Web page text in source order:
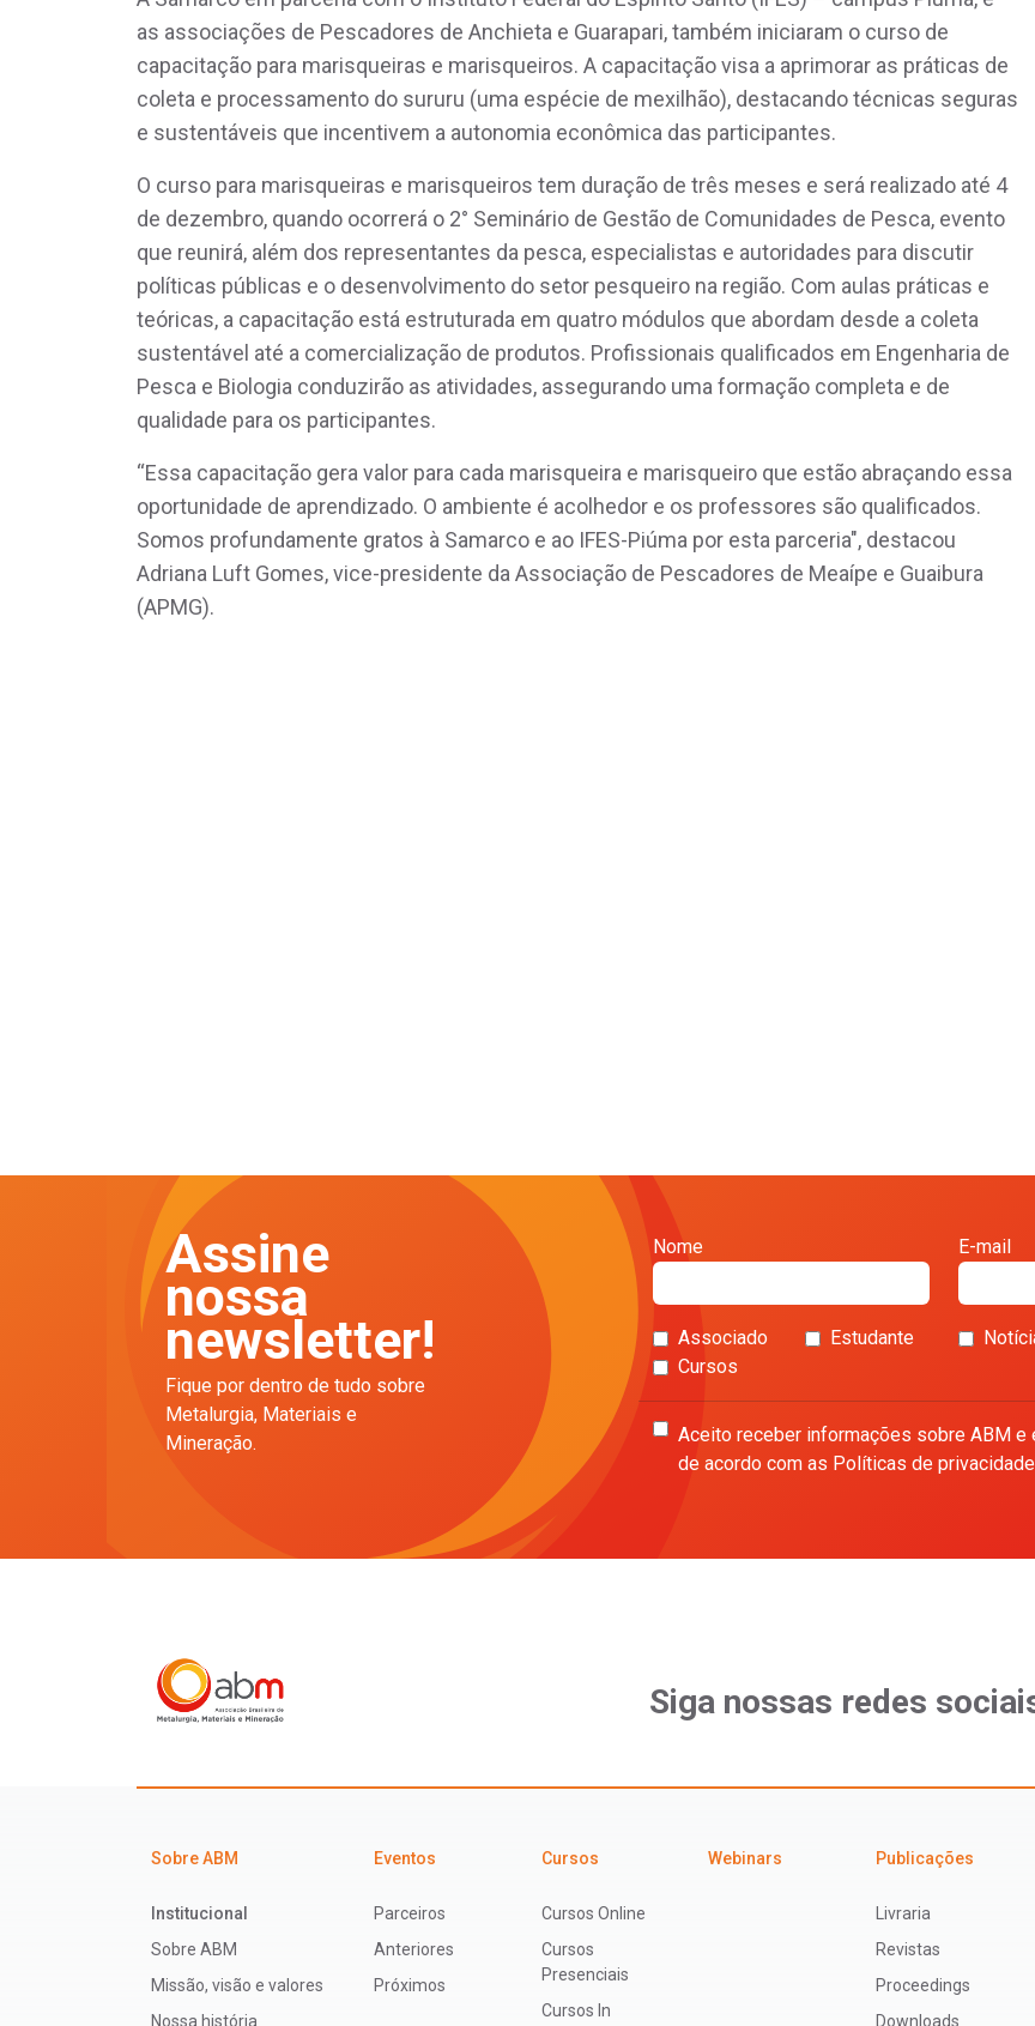
as associações de Pescadores de Anchieta e Guarapari, também iniciaram o curso de
capacitação para marisqueiras e marisqueiros. A capacitação visa a aprimorar as práticas de
coleta e processamento do sururu (uma espécie de mexilhão), destacando técnicas seguras
e sustentáveis que incentivem a autonomia econômica das participantes.
O curso para marisqueiras e marisqueiros tem duração de três meses e será realizado até 4
de dezembro, quando ocorrerá o 2° Seminário de Gestão de Comunidades de Pesca, evento
que reunirá, além dos representantes da pesca, especialistas e autoridades para discutir
políticas públicas e o desenvolvimento do setor pesqueiro na região. Com aulas práticas e
teóricas, a capacitação está estruturada em quatro módulos que abordam desde a coleta
sustentável até a comercialização de produtos. Profissionais qualificados em Engenharia de
Pesca e Biologia conduzirão as atividades, assegurando uma formação completa e de
qualidade para os participantes.
“Essa capacitação gera valor para cada marisqueira e marisqueiro que estão abraçando essa
oportunidade de aprendizado. O ambiente é acolhedor e os professores são qualificados.
Somos profundamente gratos à Samarco e ao IFES-Piúma por esta parceria", destacou
Adriana Luft Gomes, vice-presidente da Associação de Pescadores de Meaípe e Guaibura
(APMG).
Assine
nossa
newsletter!
Fique por dentro de tudo sobre
Metalurgia, Materiais e
Mineração.
Nome E-mail
Associado Estudante
Cursos
Aceito receber informações sobre ABM e
de acordo com as Políticas de privacidade
Siga nossas redes
Sobre ABM
Institucional
Sobre ABM
Missão, visão e valores
Nossa história
Eventos
Parceiros
Anteriores
Próximos
Cursos
Cursos Online
Cursos
Presenciais
Cursos In
Webinars Publicações
Livraria
Revistas
Proceedings
Downloads